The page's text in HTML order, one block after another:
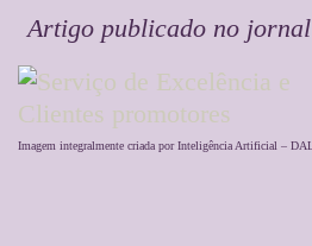
Artigo publicado no
Imagem integralmente criada por Inteligência Artificial –